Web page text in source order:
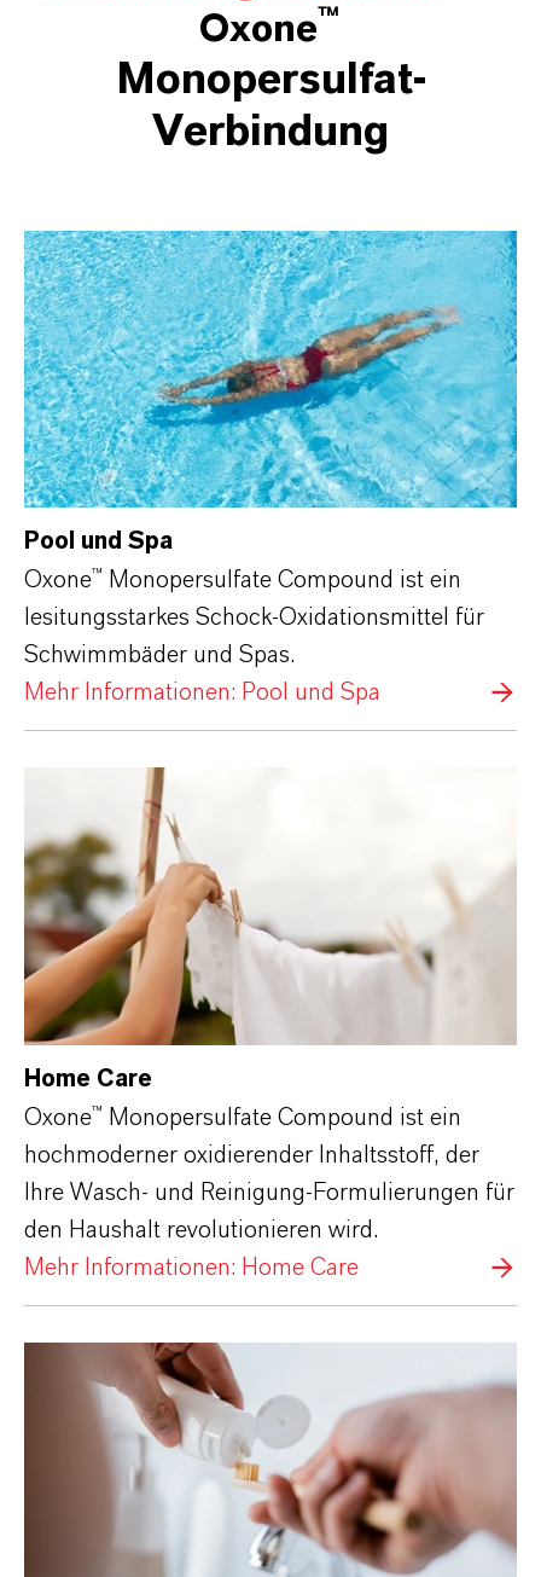
Oxone™
Monopersulfat-
Verbindung
Pool und Spa
Oxone™ Monopersulfate Compound ist ein
lesitungsstarkes Schock-Oxidationsmittel für
Schwimmbäder und Spas.
Mehr Informationen: Pool und Spa
Home Care
Oxone™ Monopersulfate Compound ist ein
hochmoderner oxidierender Inhaltsstoff, der
Ihre Wasch- und Reinigung-Formulierungen für
den Haushalt revolutionieren wird.
Mehr Informationen: Home Care